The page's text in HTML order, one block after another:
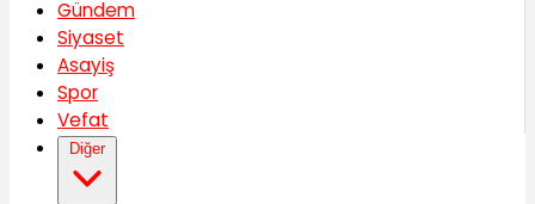
Gündem
Siyaset
Asayiş
Spor
Vefat
Diğer